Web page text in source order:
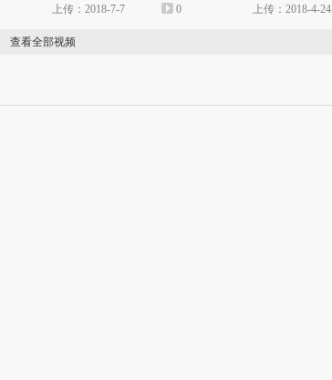
上传：2018-7-7 0 上传：2018-4-24
查看全部视频